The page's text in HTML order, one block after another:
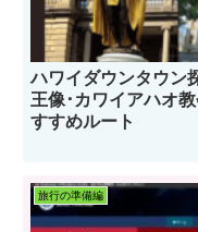
ハワイダウンタウン
王像･カワイアハオ
すすめルート
旅行の準備編